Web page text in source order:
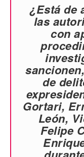
¿Está de
las
con
de
Gortari,
León,
Felipe